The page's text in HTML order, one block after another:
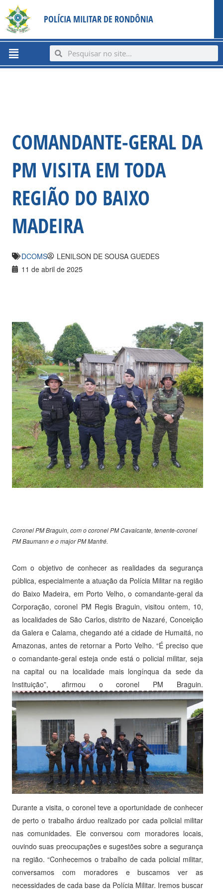
content
para
conteúdo
POLÍCIA MILITAR DE RONDÔNIA
Menu SearchSearch
COMANDANTE-GERAL DA
PM VISITA EM TODA
REGIÃO DO BAIXO
MADEIRA
DCOMS
LENILSON DE SOUSA GUEDES
11 de abril de 2025
Coronel PM Braguin, com o coronel PM Cavalcante, tenente-coronel
PM Baumann e o major PM Manfré.
Com o objetivo de conhecer as realidades da segurança
pública, especialmente a atuação da Polícia Militar na região
do Baixo Madeira, em Porto Velho, o comandante-geral da
Corporação, coronel PM Regis Braguin, visitou ontem, 10,
as localidades de São Carlos, distrito de Nazaré, Conceição
da Galera e Calama, chegando até a cidade de Humaitá, no
Amazonas, antes de retornar a Porto Velho. “É preciso que
o comandante-geral esteja onde está o policial militar, seja
na capital ou na localidade mais longínqua da sede da
Instituição”, afirmou o coronel PM Braguin.
Durante a visita, o coronel teve a oportunidade de conhecer
de perto o trabalho árduo realizado por cada policial militar
nas comunidades. Ele conversou com moradores locais,
ouvindo suas preocupações e sugestões sobre a segurança
na região. “Conhecemos o trabalho de cada policial militar,
conversamos com moradores e buscamos ver as
necessidades de cada base da Polícia Militar. Iremos buscar